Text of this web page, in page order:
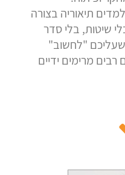
תיאוריה בצורה
שיטות, בלי סדר
שעליכם "לחשוב"
מרימים ידיים